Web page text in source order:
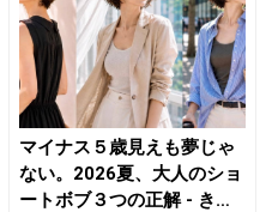
マイナス５歳見えも夢じゃ
ない。2026夏、大人のショ
ートボブ３つの正解 - き